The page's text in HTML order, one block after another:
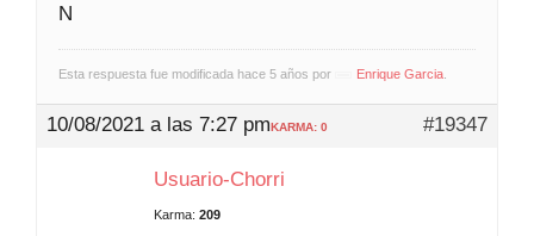
N
Esta respuesta fue modificada hace 5 años por Enrique Garcia
10/08/2021 a las 7:27 pm #19347
KARMA: 0
Usuario-Chorri
Karma: 209